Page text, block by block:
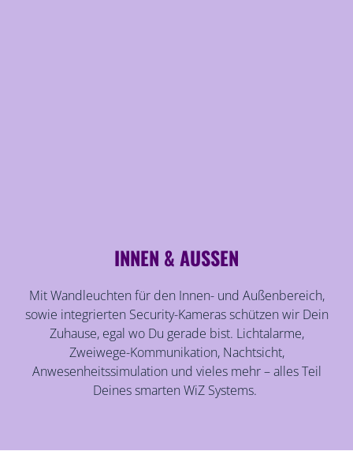
INNEN & AUSSEN
Mit Wandleuchten für den Innen- und Außenbereich,
sowie integrierten Security-Kameras schützen wir Dein
Zuhause, egal wo Du gerade bist. Lichtalarme,
Zweiwege-Kommunikation, Nachtsicht,
Anwesenheitssimulation und vieles mehr – alles Teil
Deines smarten WiZ Systems.